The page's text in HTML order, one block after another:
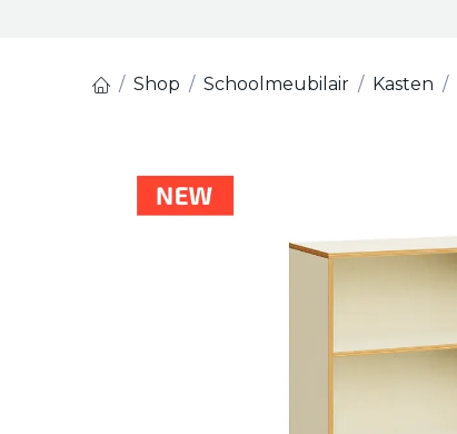
Shop Schoolmeubilair Kasten